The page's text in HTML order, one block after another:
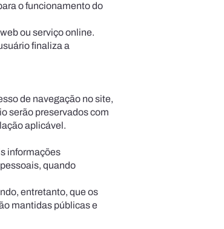
o funcionamento do
ou serviço online.
finaliza a
de navegação no site,
serão preservados com
aplicável.
informações
quando
entretanto, que os
mantidas públicas e